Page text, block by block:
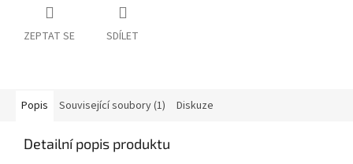
ZEPTAT SE SDÍLET
Popis Související soubory (1) Diskuze
Detailní popis produktu